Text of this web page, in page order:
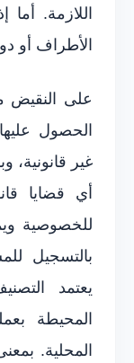
اللازمة.
الأطراف أو
على النقيض
الحصول
غير قانونية،
أي قضايا
للخصوصية
بالتسجيل
يعتمد
المحيطة
المحلية.